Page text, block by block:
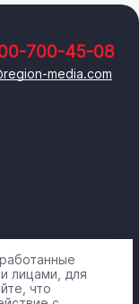
700-45-08
media.com
лицами, для
что